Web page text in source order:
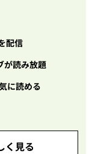
配信
が読み放題
に読める
く見る